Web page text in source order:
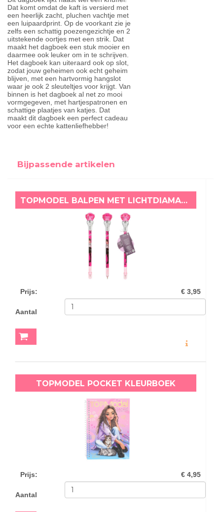
Dat komt omdat de kaft is versierd met
een heerlijk zacht, pluchen vachtje met
een luipaardprint. Op de voorkant zie je
zelfs een schattig poezengezichtje en 2
uitstekende oortjes met een strik. Dat
maakt het dagboek een stuk mooier en
daarmee ook leuker om in te schrijven.
Het dagboek kan uiteraard ook op slot,
zodat jouw geheimen ook echt geheim
blijven, met een hartvormig hangslot
waar je ook 2 sleuteltjes voor krijgt. Van
binnen is het dagboek al net zo mooi
vormgegeven, met hartjespatronen en
schattige plaatjes van katjes. Dat
maakt dit dagboek een perfect cadeau
voor een echte kattenliefhebber!
Bijpassende artikelen
TOPMODEL BALPEN MET LICHTDIAMANT LEO LOVE NEON ROZE
Prijs: € 3,95
Aantal
TOPMODEL POCKET KLEURBOEK
Prijs: € 4,95
Aantal